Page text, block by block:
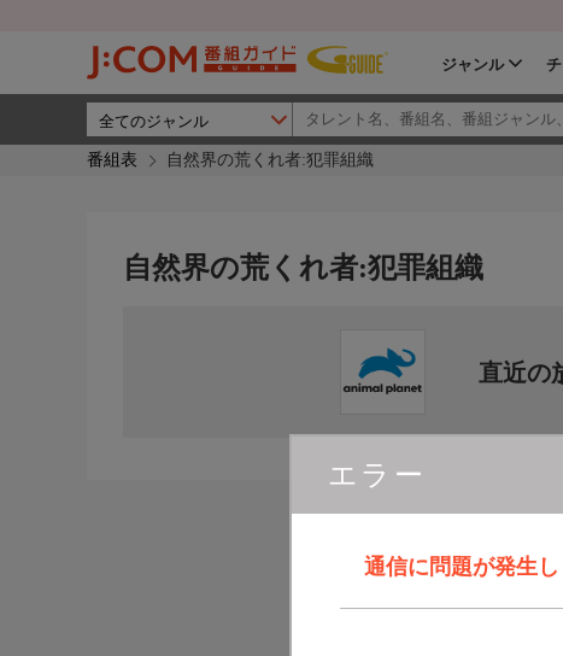
ジャンル
番組表 自然界の荒くれ者:犯罪組織
エラー
通信に問題が発生
自然界の荒くれ者:犯罪組織
直近の